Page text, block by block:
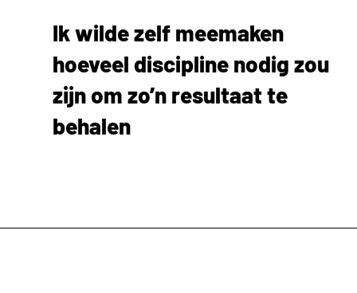
Ik wilde zelf meemaken
hoeveel discipline nodig zou
zijn om zo’n resultaat te
behalen